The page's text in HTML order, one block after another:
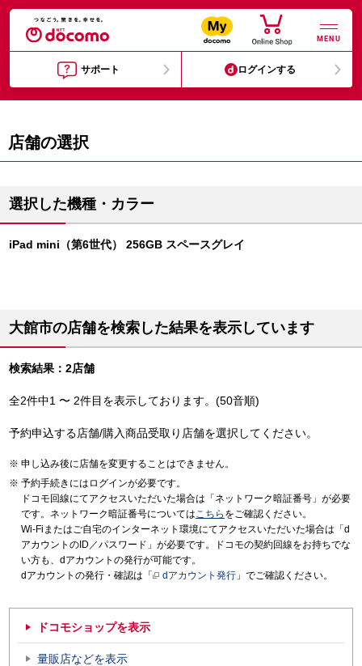
MENU
サポート ログインする
店舗の選択
選択した機種・カラー
iPad mini（第6世代） 256GB スペースグレイ
大館市の店舗を検索した結果を表示しています
検索結果：2店舗
全2件中1 〜 2件目を表示しております。(50音順)
予約申込する店舗/購入商品受取り店舗を選択してください。
申し込み後に店舗を変更することはできません。
予約手続きにはログインが必要です。
ドコモ回線にてアクセスいただいた場合は「ネットワーク暗証番号」が必要
です。ネットワーク暗証番号についてはこちら をご確認ください。
Wi-Fiまたはご自宅のインターネット環境にてアクセスいただいた場合は「d
アカウントのID／パスワード」が必要です。ドコモの契約回線をお持ちでな
い方も、dアカウントの発行が可能です。
dアカウントの発行・確認は「
dアカウント発行 」でご確認ください。
ドコモショップを表示
量販店などを表示